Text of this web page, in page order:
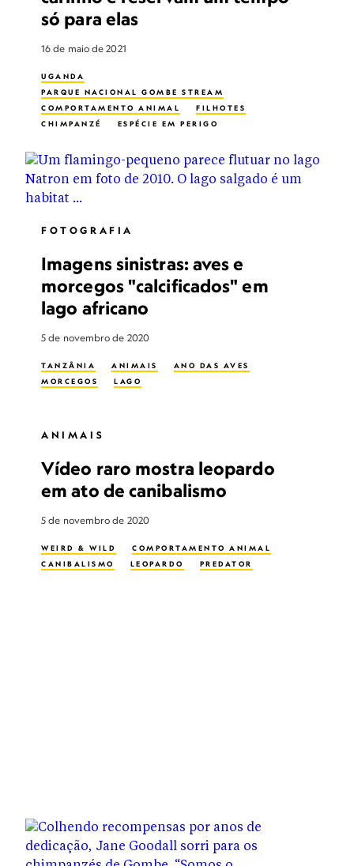
só para elas
16 de maio de 2021
UGANDA
PARQUE NACIONAL GOMBE STREAM
COMPORTAMENTO ANIMAL
FILHOTES
CHIMPANZÉ
ESPÉCIE EM PERIGO
FOTOGRAFIA
Imagens sinistras: aves e
morcegos "calcificados" em
lago africano
5 de novembro de 2020
TANZÂNIA ANIMAIS
ANO DAS AVES
MORCEGOS
LAGO
ANIMAIS
Vídeo raro mostra leopardo
em ato de canibalismo
5 de novembro de 2020
WEIRD & WILD
COMPORTAMENTO ANIMAL
CANIBALISMO
LEOPARDO PREDATOR